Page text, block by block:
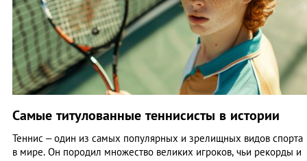
Самые титулованные теннисисты в истории
Теннис – один из самых популярных и зрелищных видов спорта
в мире. Он породил множество великих игроков, чьи рекорды и